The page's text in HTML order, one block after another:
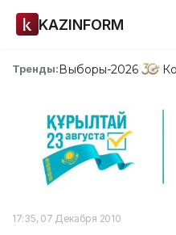
KAZINFORM
Тренды:Выборы-2026
17:35, 07 Декабря 2010